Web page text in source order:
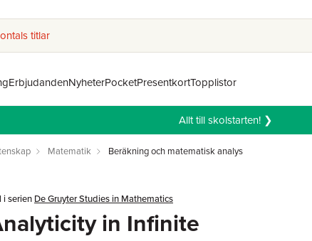
titlar
ErbjudandenNyheterPocketPresentkortTopplistor
Allt till skolstarten! ❯
Matematik Beräkning och matematisk analys
i serien De Gruyter Studies in Mathematics
in Infinite